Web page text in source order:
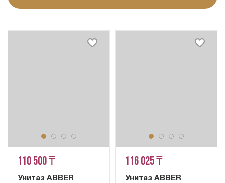
110 500 ₸
Унитаз ABBER
116 025 ₸
Унитаз ABBER